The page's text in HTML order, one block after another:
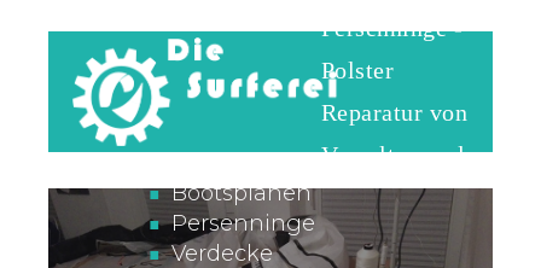
Persenninge -
Polster
Reparatur von
Vorzelten und
Wassersportmaterial
Neuanfertigungen, individuelle
Anpassungen und Reparaturen auf
Rügen
Anfertigungen
Bootsplanen
Persenninge
Verdecke